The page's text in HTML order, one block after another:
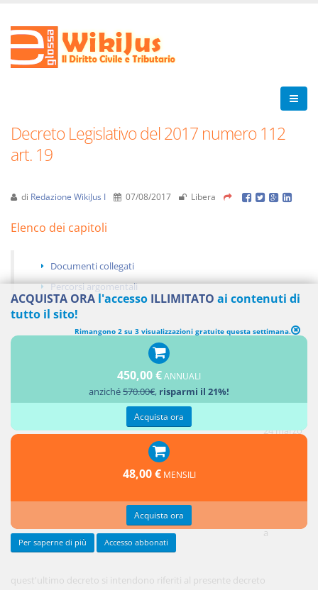
Decreto Legislativo del 2017 numero 112
art. 19
di Redazione WikiJus I 07/08/2017 Libera
Elenco dei capitoli
Documenti collegati
Percorsi argomentali
ABROGAZIONI
24 marzo
e tutti i
a
quest'ultimo decreto si intendono riferiti al presente decreto
ACQUISTA ORA l'accesso ILLIMITATO ai contenuti di
tutto il sito!
Rimangono 2 su 3 visualizzazioni gratuite questa settimana.
450,00 €ANNUALI
anziché570.00€, risparmi il 21%!
Acquista ora
48,00 € MENSILI
Acquista ora
Per saperne di più Accesso abbonati